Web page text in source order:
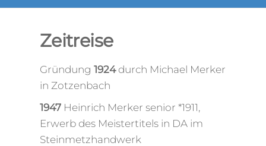
Zeitreise
Gründung 1924durch Michael Merker
in Zotzenbach
1947Heinrich Merker senior *1911,
Erwerb des Meistertitels in DA im
Steinmetzhandwerk